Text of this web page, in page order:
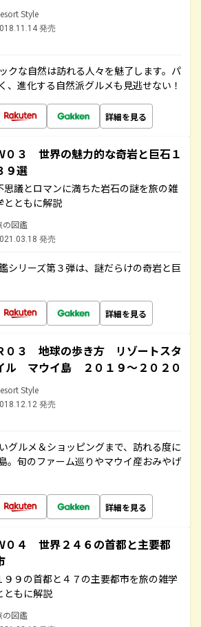
Style
発売
クな自然は訪れる人々を魅了します。パ
、進化する自然派グルメも見逃せない！
詳細を見る
０３ 世界の魅力的な奇岩と巨石１
９選
思議とロマンに満ちた岩石の謎を旅の雑
とともに解説
の図鑑
発売
シリーズ第３弾は、謎だらけの奇岩と巨
詳細を見る
０３ 地球の歩き方 リゾートスタ
ル マウイ島 ２０１９～２０２０
Style
発売
グルメ＆ショッピングまで、訪れる度に
。旬のファーム巡りやマウイ産おみやげ
詳細を見る
０４ 世界２４６の首都と主要都
９９の首都と４７の主要都市を旅の雑学
ともに解説
の図鑑